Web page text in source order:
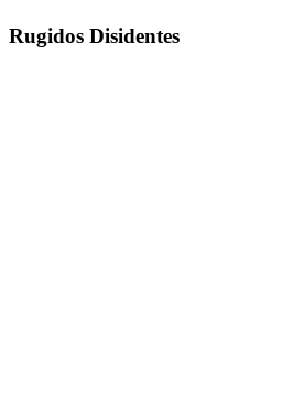
Rugidos Disidentes